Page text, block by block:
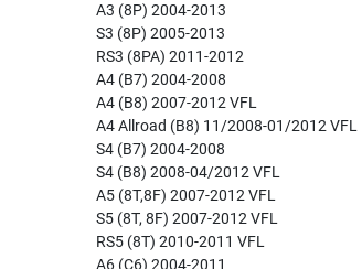
A3 (8P) 2004-2013
S3 (8P) 2005-2013
RS3 (8PA) 2011-2012
A4 (B7) 2004-2008
A4 (B8) 2007-2012 VFL
A4 Allroad (B8) 11/2008-01/2012 VFL
S4 (B7) 2004-2008
S4 (B8) 2008-04/2012 VFL
A5 (8T,8F) 2007-2012 VFL
S5 (8T, 8F) 2007-2012 VFL
RS5 (8T) 2010-2011 VFL
A6 (C6) 2004-2011